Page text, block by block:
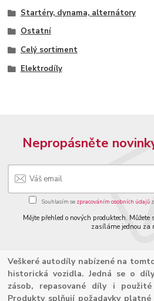
Startéry, dynama, alternátory
Ostatní
Celý sortiment
Elektrodíly
Nepropásněte
Souhlasím se zpracováním osobních údajů
Mějte přehled o nových produktech.
zasíláme jednou za
Veškeré autodíly nabízené na
historická vozidla. Jedná se o
zásob, repasované díly i
Produkty splňují požadavky